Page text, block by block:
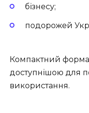
бізнесу;
подорожей
Компактний
доступнішою для
використання.